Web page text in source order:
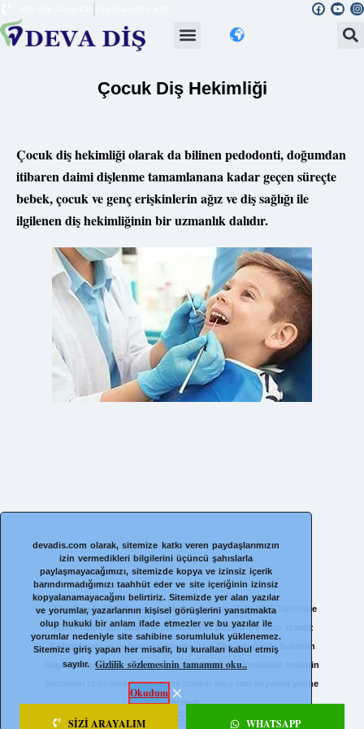
devadis.com olarak, sitemize katkı veren paydaşlarımızın
izin vermedikleri bilgilerini üçüncü şahıslarla
paylaşmayacağımızı, sitemizde kopya ve izinsiz içerik
barındırmadığımızı taahhüt eder ve site içeriğinin izinsiz
kopyalanamayacağını belirtiriz. Sitemizde yer alan yazılar
ve yorumlar, yazarlarının kişisel görüşlerini yansıtmakta
olup hukuki bir anlam ifade etmezler ve bu yazılar ile
yorumlar nedeniyle site sahibine sorumluluk yüklenemez.
Sitemize giriş yapan her misafir, bu kuralları kabul etmiş
sayılır. Gizlilik sözlemesinin tamamını oku..
Okudum
Çocuk Diş Hekimliği
Çocuk diş hekimliği olarak da bilinen pedodonti, doğumdan
itibaren daimi dişlenme tamamlanana kadar geçen süreçte
bebek, çocuk ve genç erişkinlerin ağız ve diş sağlığı ile
ilgilenen diş hekimliğinin bir uzmanlık dalıdır.
©Onyfems©2020 DesigningMedia. Sitemiz 25.11.2025 Tarihinde
Güncellenmiştir. Sitedeki tüm içerikler Deva Diş’e aittir. İzinsiz
Kullanılması ve kopyalanması yasaktır. Site içeriğinde bulunan
bilgiler bilgilendirmek içindir, bu bilgilendirme kesinlikle hekimin
hastasını tıbbi amaçla muayene etmesi veya tanı koyması yerine
geçmez
SIZI ARAYALIM WHATSAPP